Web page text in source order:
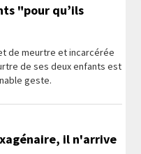
"pour qu’ils
de meurtre et incarcérée
de ses deux enfants est
geste.
il n'arrive